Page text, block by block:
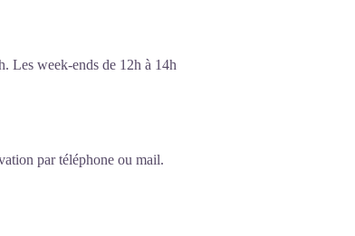
Les week-ends de 12h à 14h
par téléphone ou mail.